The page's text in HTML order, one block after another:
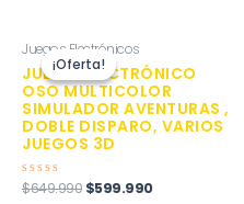
¡Oferta!
¡Oferta!
Juegos Electrónicos
JUEGO ELECTRÓNICO
OSO MULTICOLOR
SIMULADOR AVENTURAS ,
DOBLE DISPARO, VARIOS
JUEGOS 3D
Valorado
$649.990
precio
original
era:
$649.990.
$599.990
actual
es:
$599.990.